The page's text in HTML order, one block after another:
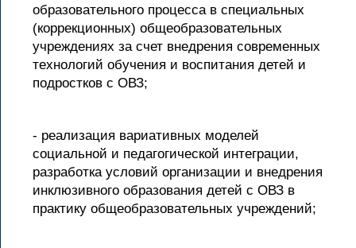
образовательного процесса в специальных
(коррекционных) общеобразовательных
учреждениях за счет внедрения современных
технологий обучения и воспитания детей и
подростков с ОВЗ;
- реализация вариативных моделей
социальной и педагогической интеграции,
разработка условий организации и внедрения
инклюзивного образования детей с ОВЗ в
практику общеобразовательных учреждений;